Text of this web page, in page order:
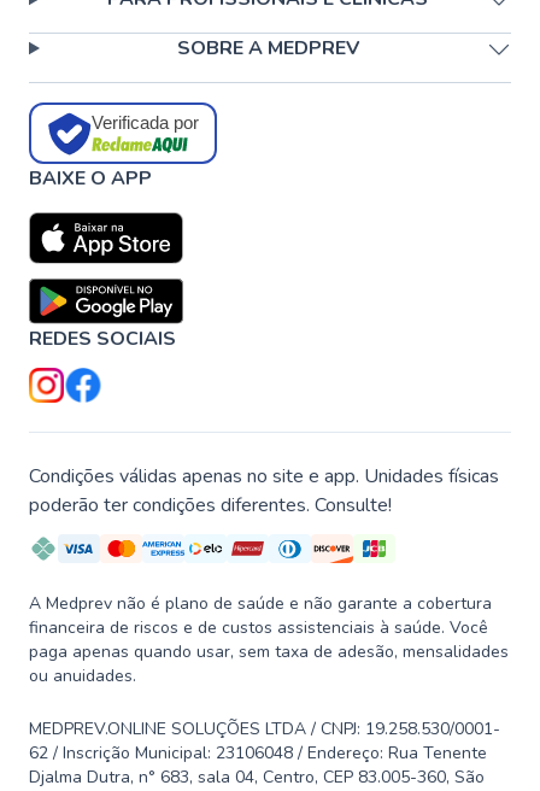
SOBRE A MEDPREV
Verificada por
BAIXE O APP
REDES SOCIAIS
Condições válidas apenas no site e app. Unidades físicas
poderão ter condições diferentes. Consulte!
A Medprev não é plano de saúde e não garante a cobertura
financeira de riscos e de custos assistenciais à saúde. Você
paga apenas quando usar, sem taxa de adesão, mensalidades
ou anuidades.
MEDPREV.ONLINE SOLUÇÕES LTDA / CNPJ: 19.258.530/0001-
62 / Inscrição Municipal: 23106048 / Endereço: Rua Tenente
Djalma Dutra, n° 683, sala 04, Centro, CEP 83.005-360, São